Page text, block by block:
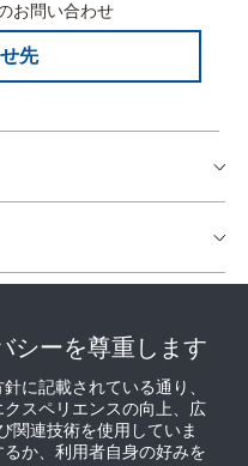
お問い合わせ
先
シーを尊重します
に記載されている通り、
スペリエンスの向上、広
関連技術を使用していま
か、利用者自身の好みを